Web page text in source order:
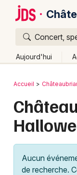
Concert,
Aujourd'hui
Publier un
Grands
Activité &
Bordeaux
Colmar
Lille
Lyon
Retour
Accueil
Aucun
de recherche.
Quoi ?
Où ?
Pays de la Loire
Quand ?
Aujourd'hui